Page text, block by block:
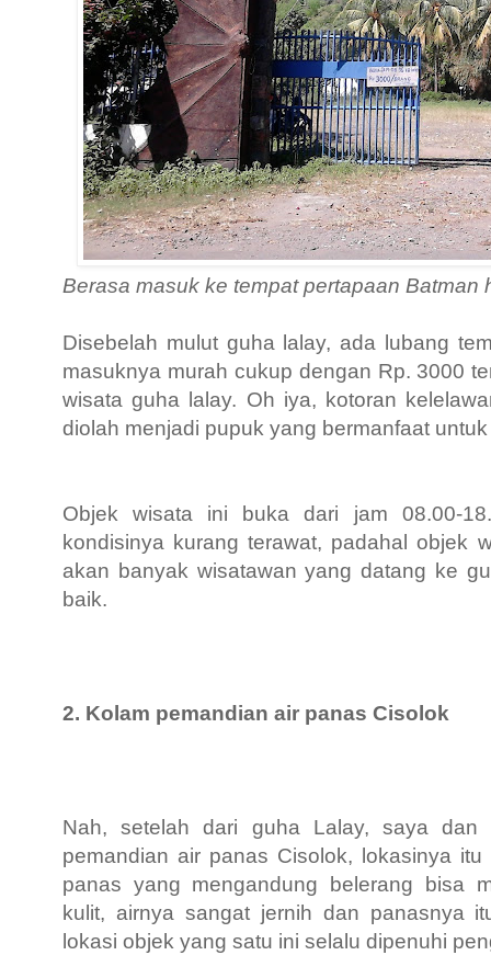
Berasa masuk ke tempat pertapaan Batman
Disebelah mulut guha lalay, ada lubang
masuknya murah cukup dengan Rp. 3000
wisata guha lalay. Oh iya, kotoran
diolah menjadi pupuk yang bermanfaat
Objek wisata ini buka dari jam 08.00-
kondisinya kurang terawat, padahal objek
akan banyak wisatawan yang datang ke
baik.
2. Kolam pemandian air panas Cisolok
Nah, setelah dari guha Lalay, saya dan
pemandian air panas Cisolok, lokasinya
panas yang mengandung belerang bisa
kulit, airnya sangat jernih dan panasnya
lokasi objek yang satu ini selalu dipenuhi